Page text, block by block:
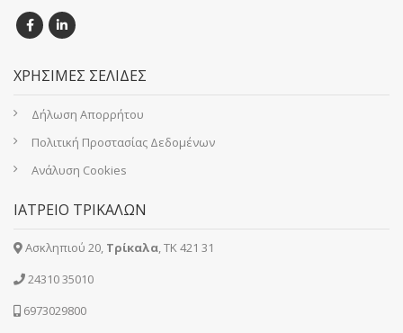
ΧΡΗΣΙΜΕΣ ΣΕΛΙΔΕΣ
Δήλωση Απορρήτου
Πολιτική Προστασίας Δεδομένων
Ανάλυση Cookies
ΙΑΤΡΕΙΟ ΤΡΙΚΑΛΩΝ
Ασκληπιού 20, Τρίκαλα, ΤΚ 421 31
24310 35010
6973029800